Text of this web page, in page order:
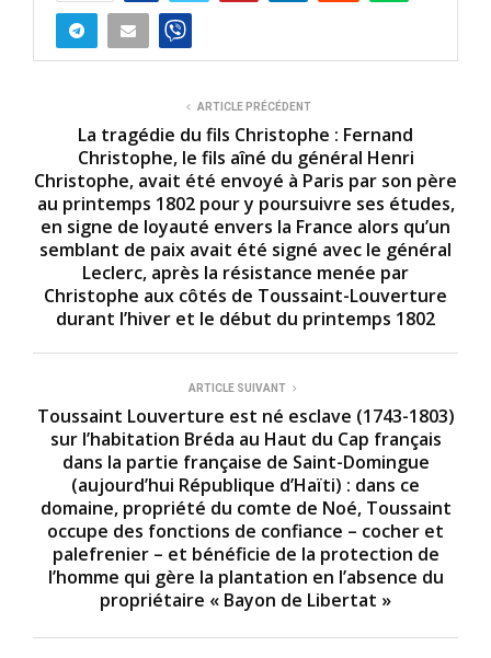
ARTICLE PRÉCÉDENT
La tragédie du fils Christophe : Fernand
Christophe, le fils aîné du général Henri
Christophe, avait été envoyé à Paris par son père
au printemps 1802 pour y poursuivre ses études,
en signe de loyauté envers la France alors qu’un
semblant de paix avait été signé avec le général
Leclerc, après la résistance menée par
Christophe aux côtés de Toussaint-Louverture
durant l’hiver et le début du printemps 1802
ARTICLE SUIVANT
Toussaint Louverture est né esclave (1743-1803)
sur l’habitation Bréda au Haut du Cap français
dans la partie française de Saint-Domingue
(aujourd’hui République d’Haïti) : dans ce
domaine, propriété du comte de Noé, Toussaint
occupe des fonctions de confiance – cocher et
palefrenier – et bénéficie de la protection de
l’homme qui gère la plantation en l’absence du
propriétaire « Bayon de Libertat »